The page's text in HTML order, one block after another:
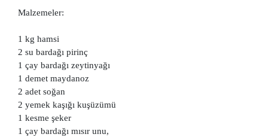
Malzemeler:
1 kg hamsi
2 su bardağı pirinç
1 çay bardağı zeytinyağı
1 demet maydanoz
2 adet soğan
2 yemek kaşığı kuşüzümü
1 kesme şeker
1 çay bardağı mısır unu,